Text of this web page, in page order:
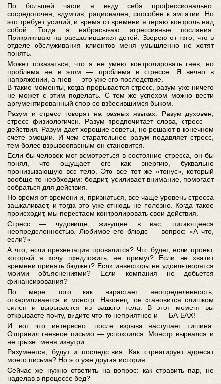
По большей части я веду себя профессионально:
сосредоточен, вдумчив, рационален, способен к эмпатии. Но
это требует усилий, и время от времени я теряю контроль над
собой. Тогда я набрасываю агрессивные послания.
Прикрикиваю на расшалившихся детей. Зверею от того, что в
отделе обслуживания клиентов меня умышленно не хотят
понять.
Может показаться, что я не умею контролировать гнев, но
проблема не в этом — проблема в стрессе. Я вечно в
напряжении, а гнев — это уже его последствие.
В такие моменты, когда прорывается стресс, разум уже ничего
не может с этим поделать. С тем же успехом можно вести
аргументированный спор со взбесившимся быком.
Разум и стресс говорят на разных языках. Разум духовен,
стресс физиологичен. Разум предпочитает слова, стресс —
действия. Разум дает хорошие советы, но решают в конечном
счете эмоции. И чем старательнее разум подавляет стресс,
тем более взрывоопасным он становится.
Если бы человек мог всмотреться в состояние стресса, он бы
понял, что ощущает его как энергию, буквально
пронизывающую все тело. Это все тот же «тонус», который
вообще-то необходим: бодрит, усиливает внимание, помогает
собраться для действия.
Но время от времени и, признаться, все чаще уровень стресса
зашкаливает, и тогда это уже отнюдь не полезно. Когда такое
происходит, мы перестаем контролировать свои действия.
Стресс — чудовище, живущее в вас, питающееся
неопределенностью. Любимое его блюдо — вопрос: «А что,
если?»
А что, если презентация провалится? Что будет, если проект,
который я хочу предложить, не примут? Если не хватит
времени принять бюджет? Если инвесторы не удовлетворятся
моими объяснениями? Если компания не добьется
финансирования?
По мере того как нарастает неопределенность,
откармливается и монстр. Наконец, он становится слишком
силен и вырывается из вашего тела. В этот момент вы
открываете почту, видите что-то неприятное и — БА-БАХ!
И вот что интересно: после взрыва наступает тишина.
Отправил гневное письмо — успокоился. Монстр вырвался и
не грызет меня изнутри.
Разумеется, будут и последствия. Как отреагирует адресат
моего письма? Но это уже другая история.
Сейчас же нужно ответить на вопрос: как стравить пар, не
наделав в процессе бед?